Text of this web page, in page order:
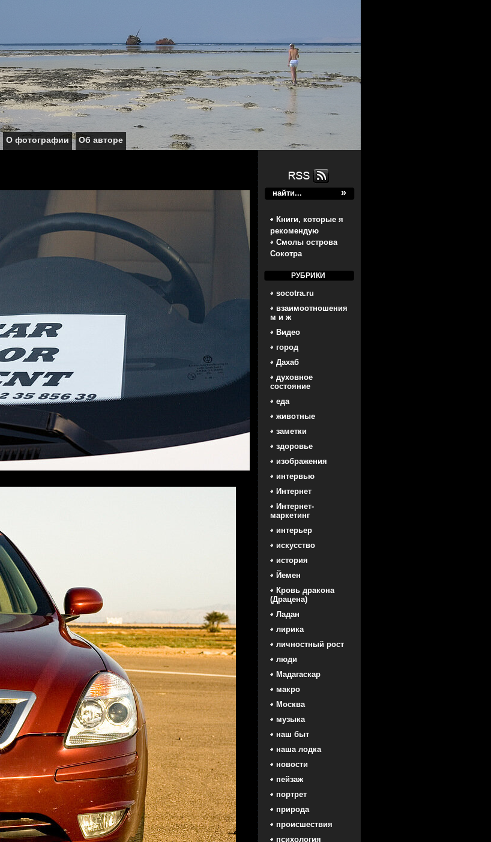
О фотографии Об авторе
Книги, которые я
рекомендую
Смолы острова
Сокотра
РУБРИКИ
socotra.ru
взаимоотношения
м и ж
Видео
город
Дахаб
духовное
состояние
еда
животные
заметки
здоровье
изображения
интервью
Интернет
Интернет-
маркетинг
интерьер
искусство
история
Йемен
Кровь дракона
(Драцена)
Ладан
лирика
личностный рост
люди
Мадагаскар
макро
Москва
музыка
наш быт
наша лодка
новости
пейзаж
портрет
природа
происшествия
психология